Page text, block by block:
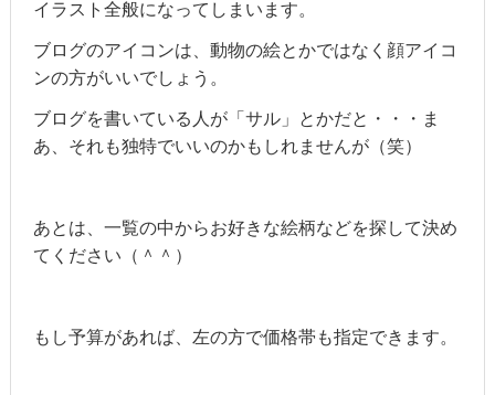
イラスト全般になってしまいます。
ブログのアイコンは、動物の絵とかではなく顔アイコ
ンの方がいいでしょう。
ブログを書いている人が「サル」とかだと・・・ま
あ、それも独特でいいのかもしれませんが（笑）
あとは、一覧の中からお好きな絵柄などを探して決め
てください（＾＾）
もし予算があれば、左の方で価格帯も指定できます。